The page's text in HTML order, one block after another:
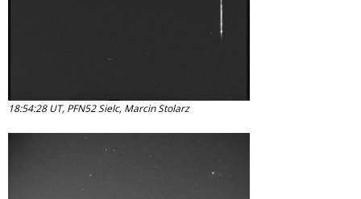
18:54:28 UT, PFN52 Sielc, Marcin Stolarz